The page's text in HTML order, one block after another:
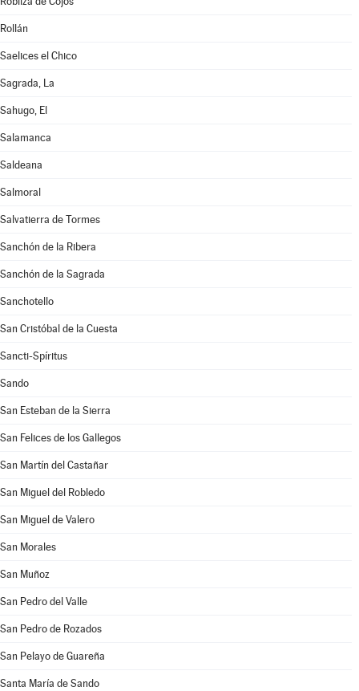
Rollán
Saelices el Chico
Sagrada, La
Sahugo, El
Salamanca
Saldeana
Salmoral
Salvatierra de Tormes
Sanchón de la Ribera
Sanchón de la Sagrada
Sanchotello
San Cristóbal de la Cuesta
Sancti-Spíritus
Sando
San Esteban de la Sierra
San Felices de los Gallegos
San Martín del Castañar
San Miguel del Robledo
San Miguel de Valero
San Morales
San Muñoz
San Pedro del Valle
San Pedro de Rozados
San Pelayo de Guareña
Santa María de Sando